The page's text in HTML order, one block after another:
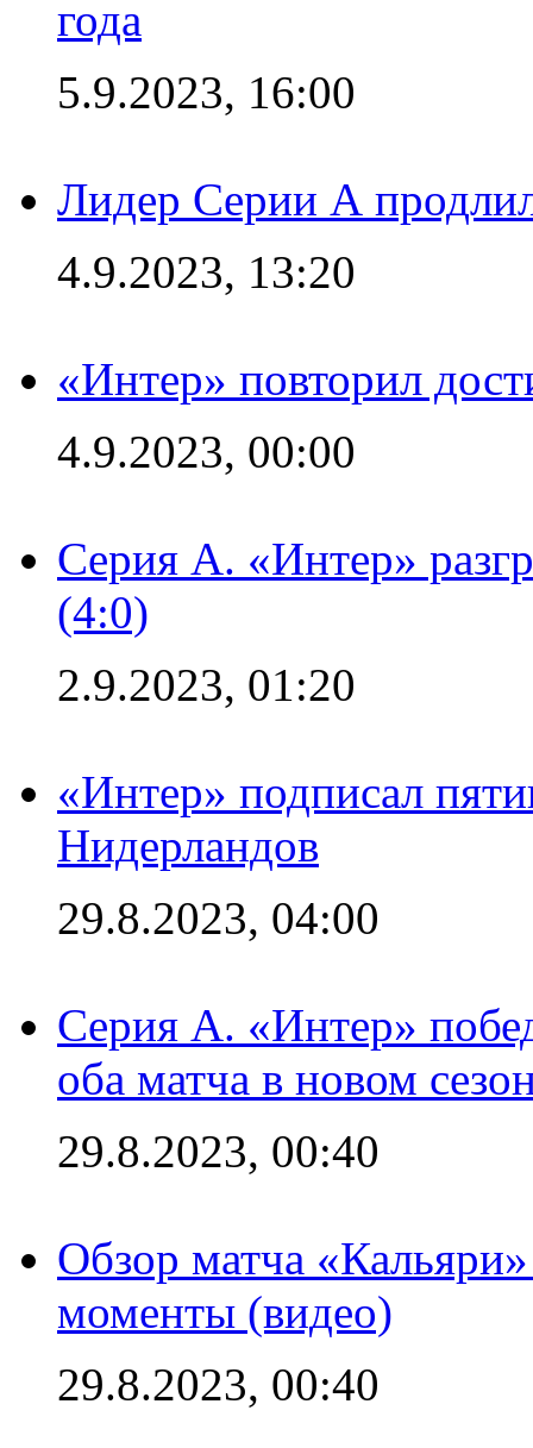
года
5.9.2023, 16:00
Лидер Серии А
4.9.2023, 13:20
«Интер» повторил
4.9.2023, 00:00
Серия А. «Интер»
(4:0)
2.9.2023, 01:20
«Интер» подписал
Нидерландов
29.8.2023, 04:00
Серия А. «Интер»
оба матча в новом
29.8.2023, 00:40
Обзор матча
моменты (видео)
29.8.2023, 00:40